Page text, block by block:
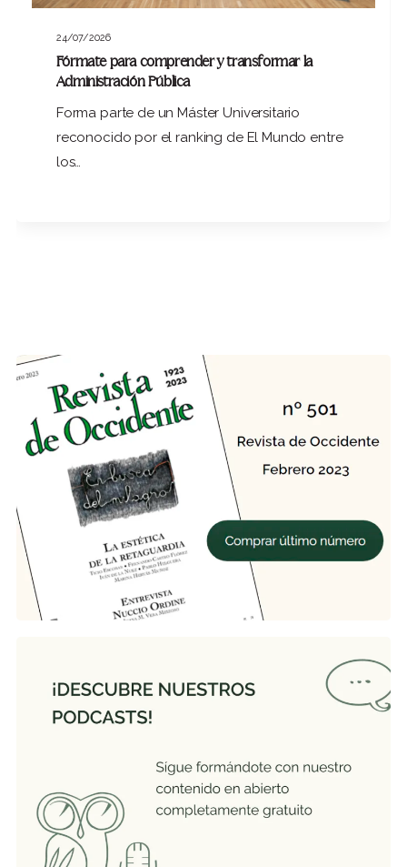
24/07/2026
Fórmate para comprender y transformar la
Administración Pública
Forma parte de un Máster Universitario
reconocido por el ranking de El Mundo entre
los…